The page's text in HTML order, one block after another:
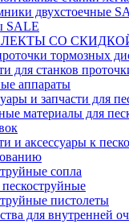
двухстоечные
SALE
СО
тормозных
для станков
аппараты
и запчасти для
материалы для
и аксессуары к
сопла
пистолеты
для внутренней